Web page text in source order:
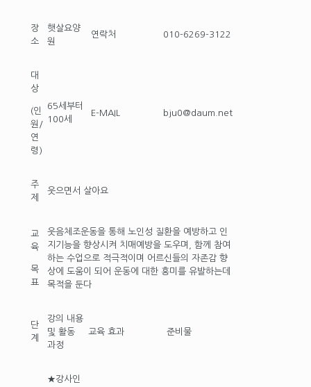
장
소
햇살요양
원
연락처 010-6269-3122
대
상
(인
원/
연
령)
65세부터
100세
E-MAIL bju0@daum.net
주
제
웃으면서 살아요
교
육
목
표
웃음체조운동을 통해 노인성 질환을 예방하고 인
지기능을 향상시켜 치매예방을 도우며, 함께 참여
하는 수업으로 적극적이며 어르신들의 자존감 향
상에 도움이 되어 운동에 대한 흥미를 유발하는데
목적을 둔다
단
계
강의 내용
및 활동
과정
교육 효과 준비물
★강사인